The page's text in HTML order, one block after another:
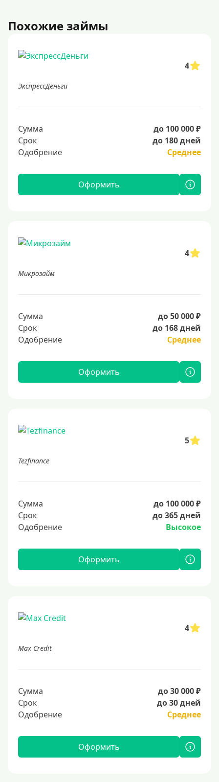
Похожие займы
4
ЭкспрессДеньги
Сумма
до 100 000 ₽
Срок
до 180 дней
Одобрение
Среднее
Оформить
4
Микрозайм
Сумма
до 50 000 ₽
Срок
до 168 дней
Одобрение
Среднее
Оформить
5
Tezfinance
Сумма
до 100 000 ₽
Срок
до 365 дней
Одобрение
Высокое
Оформить
4
Max Credit
Сумма
до 30 000 ₽
Срок
до 30 дней
Одобрение
Среднее
Оформить